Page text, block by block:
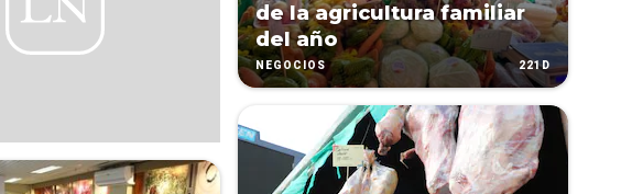
de la agricultura familiar
del año
NEGOCIOS 221D